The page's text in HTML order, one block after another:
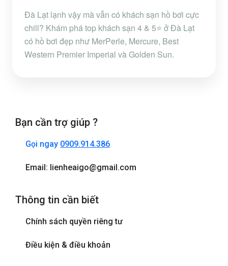
Đà Lạt lạnh vậy mà vẫn có khách sạn hồ bơi cực
chill? Khám phá top khách sạn 4 & 5⭐ ở Đà Lạt
có hồ bơi đẹp như MerPerle, Mercure, Best
Western Premier Imperial và Golden Sun.
Bạn cần trợ giúp ?
Gọi ngay 0909.914.386
Email: lienheaigo@gmail.com
Thông tin cần biết
Chính sách quyền riêng tư
Điều kiện & điều khoản